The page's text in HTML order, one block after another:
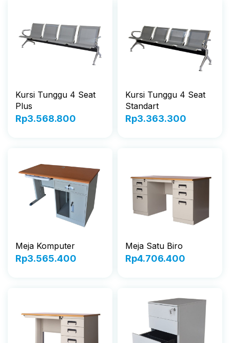
Kursi Tunggu 4 Seat
Plus
Rp3.568.800
Kursi Tunggu 4 Seat
Standart
Rp3.363.300
Meja Komputer
Rp3.565.400
Meja Satu Biro
Rp4.706.400